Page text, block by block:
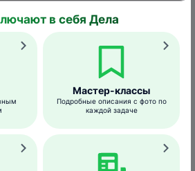
яблоня
одно поколение.
яйца поодиночке.
гусеницы живут на
в себя Дела
Мастер-классы
Подробные описания с фото по
каждой задаче